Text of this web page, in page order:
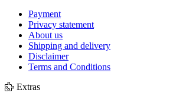
Payment
Privacy statement
About us
Shipping and delivery
Disclaimer
Terms and Conditions
Extras